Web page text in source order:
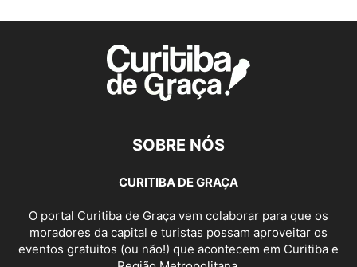
SOBRE NÓS
CURITIBA DE GRAÇA
O portal Curitiba de Graça vem colaborar para que os
moradores da capital e turistas possam aproveitar os
eventos gratuitos (ou não!) que acontecem em Curitiba e